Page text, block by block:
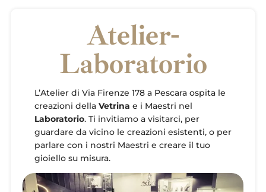
Atelier-
Laboratorio
L’Atelier di Via Firenze 178 a Pescara ospita le
creazioni della Vetrina e i Maestri nel
Laboratorio. Ti invitiamo a visitarci, per
guardare da vicino le creazioni esistenti, o per
parlare con i nostri Maestri e creare il tuo
gioiello su misura.